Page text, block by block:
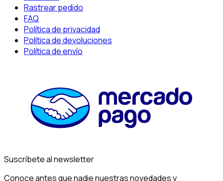
Rastrear pedido
FAQ
Política de privacidad
Política de devoluciones
Política de envío
Suscríbete al newsletter
Conoce antes que nadie nuestras novedades y